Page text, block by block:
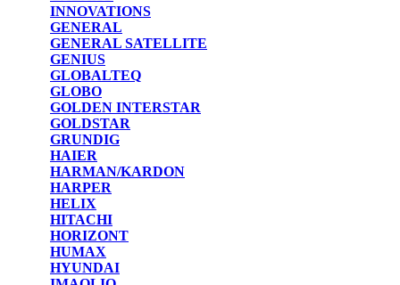
INNOVATIONS
GENERAL
GENERAL SATELLITE
GENIUS
GLOBALTEQ
GLOBO
GOLDEN INTERSTAR
GOLDSTAR
GRUNDIG
HAIER
HARMAN/KARDON
HARPER
HELIX
HITACHI
HORIZONT
HUMAX
HYUNDAI